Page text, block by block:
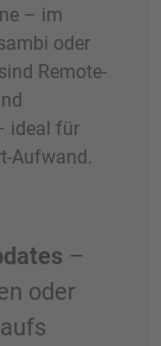
– im
oder
Remote-
ideal für
Aufwand.
–
oder